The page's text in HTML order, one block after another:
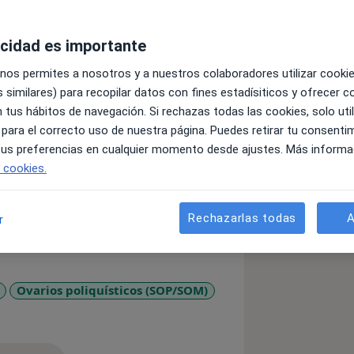
cercana, humana y
donde cada paciente se sienta
que merece.
Ovarios poliquísticos (SOP/SOM)
es importante
permites a nosotros y a nuestros colaboradores utilizar
similares) para recopilar datos con fines estadísiticos y ofrecer
tus hábitos de navegación. Si rechazas todas las cookies, solo
el correcto uso de nuestra página. Puedes retirar tu
preferencias en cualquier momento desde ajustes. Más
Rechazarlas todas